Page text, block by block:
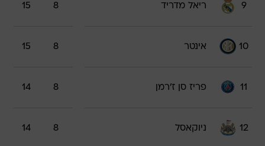
9 ריאל מדריד 8
15
10 אינטר 8
15
11 פריז סן ז'רמן 8
14
12 ניוקאסל 8
14